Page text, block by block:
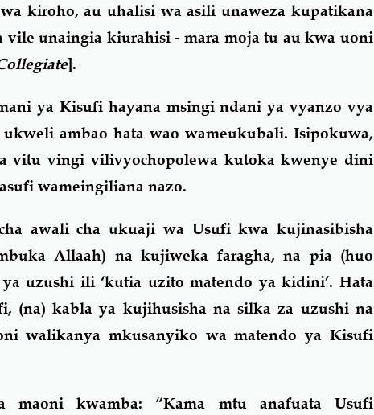
kiroho, au uhalisi wa asili unaweza kupatikana
unaingia kiurahisi - mara moja tu au kwa uoni
].
ya Kisufi hayana msingi ndani ya vyanzo vya
ambao hata wao wameukubali. Isipokuwa,
vitu vingi vilivyochopolewa kutoka kwenye dini
wameingiliana nazo.
awali cha ukuaji wa Usufi kwa kujinasibisha
Allaah) na kujiweka faragha, na pia (huo
uzushi ili ‘kutia uzito matendo ya kidini’. Hata
(na) kabla ya kujihusisha na silka za uzushi na
walikanya mkusanyiko wa matendo ya Kisufi
maoni kwamba: “Kama mtu anafuata Usufi